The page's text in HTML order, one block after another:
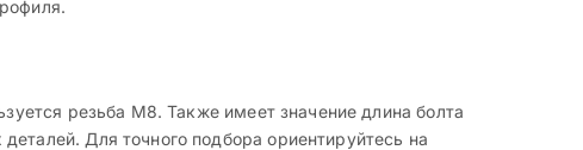
резьба М8. Также имеет значение длина болта
Для точного подбора ориентируйтесь на